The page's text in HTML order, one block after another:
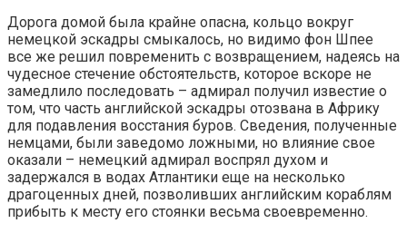
Дорога домой была крайне опасна, кольцо вокруг
немецкой эскадры смыкалось, но видимо фон Шпее
все же решил повременить с возвращением, надеясь на
чудесное стечение обстоятельств, которое вскоре не
замедлило последовать – адмирал получил известие о
том, что часть английской эскадры отозвана в Африку
для подавления восстания буров. Сведения, полученные
немцами, были заведомо ложными, но влияние свое
оказали – немецкий адмирал воспрял духом и
задержался в водах Атлантики еще на несколько
драгоценных дней, позволивших английским кораблям
прибыть к месту его стоянки весьма своевременно.